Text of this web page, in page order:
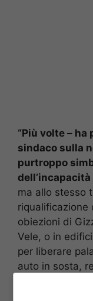
“Più volte –
sindaco sulla
purtroppo
ma allo stesso
riqualificazione
obiezioni di
Vele, o in
per liberare
auto in sosta,